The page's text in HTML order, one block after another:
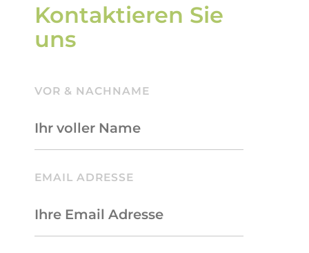
Kontaktieren Sie
uns
VOR & NACHNAME
BITTE LASSE DIESES FELD LEER.
EMAIL ADRESSE